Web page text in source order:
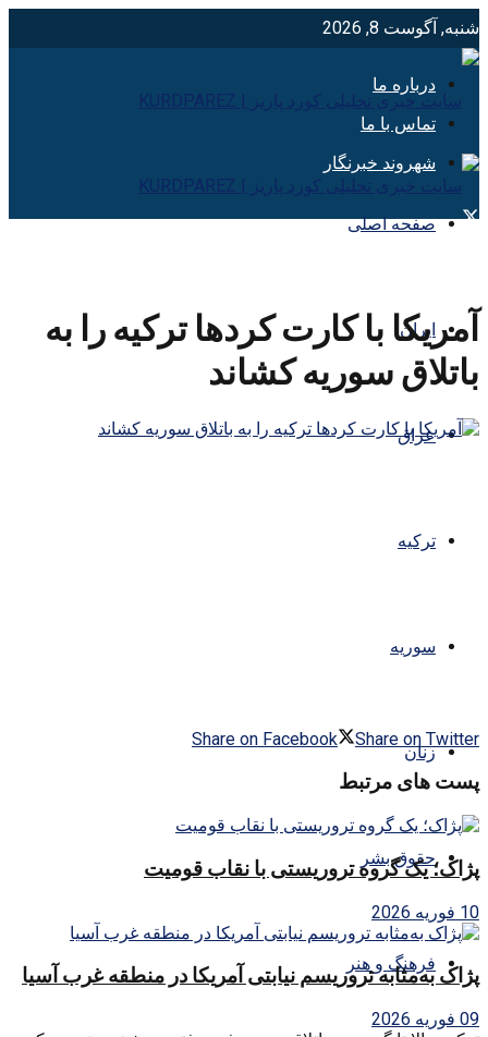
شنبه, آگوست 8, 2026
درباره ما
تماس با ما
شهروند خبرنگار
صفحه اصلی
ایران
عراق
ترکیه
سوریه
زنان
حقوق بشر
فرهنگ و هنر
آمریکا با کارت کردها ترکیه را به
باتلاق سوریه کشاند
Share on Facebook Share on Twitter
پست های مرتبط
پژاک؛ یک گروه تروریستی با نقاب قومیت
10 فوریه 2026
پژاک به‌مثابه تروریسم نیابتی آمریکا در منطقه غرب آسیا
09 فوریه 2026